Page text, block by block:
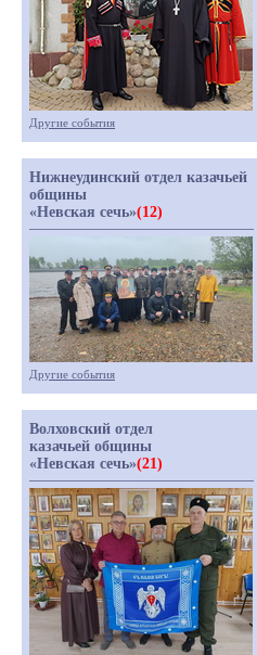
Другие события
Нижнеудинский отдел казачьей
общины
«Невская сечь»(12)
Другие события
Волховский отдел
казачьей общины
«Невская сечь»(21)